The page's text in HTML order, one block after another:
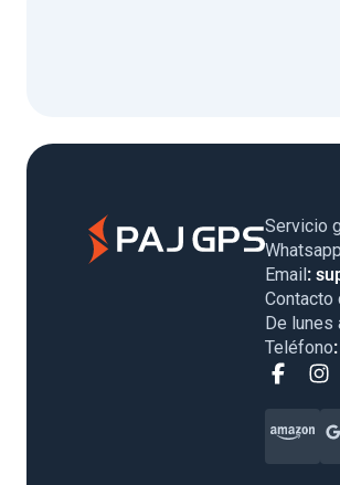
Servicio
Whatsapp
Email :
Contacto
De lunes
Teléfono